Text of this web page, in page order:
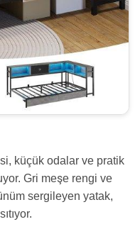
küçük odalar ve pratik
Gri meşe rengi ve
sergileyen yatak,